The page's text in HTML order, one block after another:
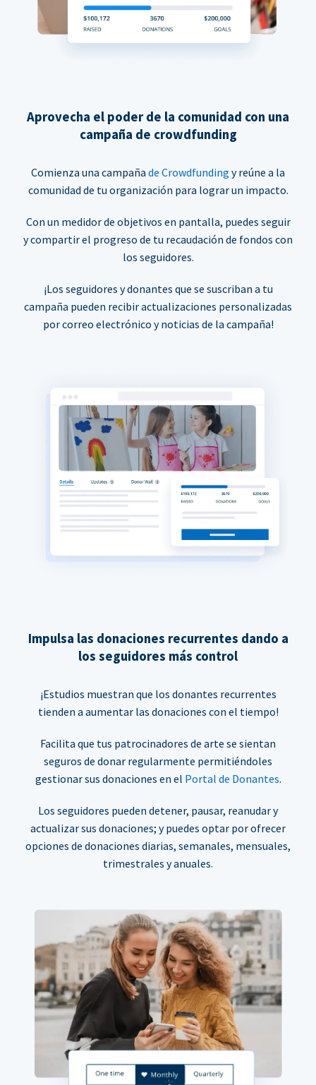
Aprovecha el poder de la comunidad con una
campaña de crowdfunding
Comienza una campaña de Crowdfunding y reúne a la
comunidad de tu organización para lograr un impacto.
Con un medidor de objetivos en pantalla, puedes seguir
y compartir el progreso de tu recaudación de fondos con
los seguidores.
¡Los seguidores y donantes que se suscriban a tu
campaña pueden recibir actualizaciones personalizadas
por correo electrónico y noticias de la campaña!
Impulsa las donaciones recurrentes dando a
los seguidores más control
¡Estudios muestran que los donantes recurrentes
tienden a aumentar las donaciones con el tiempo!
Facilita que tus patrocinadores de arte se sientan
seguros de donar regularmente permitiéndoles
gestionar sus donaciones en el Portal de Donantes.
Los seguidores pueden detener, pausar, reanudar y
actualizar sus donaciones; y puedes optar por ofrecer
opciones de donaciones diarias, semanales, mensuales,
trimestrales y anuales.